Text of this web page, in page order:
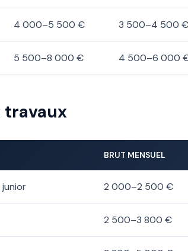
4 000–5 500 € 3 500–4 500 €
5 500–8 000 € 4 500–6 000
travaux
BRUT MENSUEL
2 000–2 500 €
2 500–3 800 €